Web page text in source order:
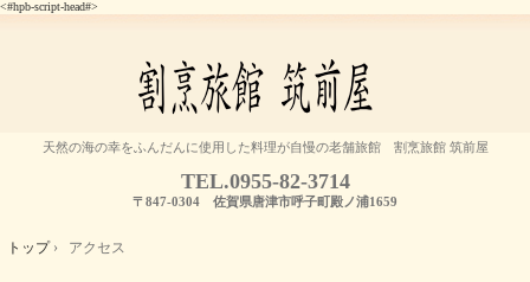
<#hpb-script-head#>
天然の海の幸をふんだんに使用した料理が自慢の老舗旅館 割烹旅館 筑前屋
TEL.0955-82-3714
〒847-0304 佐賀県唐津市呼子町殿ノ浦1659
トップ› アクセス